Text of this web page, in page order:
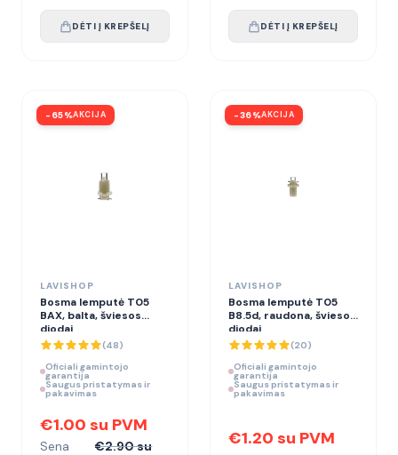
DĖTI Į KREPŠELĮ DĖTI Į KREPŠELĮ
- 65%AKCIJA
LAVISHOP
Bosma lemputė T05
BAX, balta, šviesos
diodai
(48)
Oficiali gamintojo
garantija
Saugus pristatymas ir
pakavimas
€1.00 su PVM
Sena €2.90 su
-36%AKCIJA
LAVISHOP
Bosma lemputė T05
B8.5d, raudona, šviesos
diodai
(20)
Oficiali gamintojo
garantija
Saugus pristatymas ir
pakavimas
€1.20 su PVM